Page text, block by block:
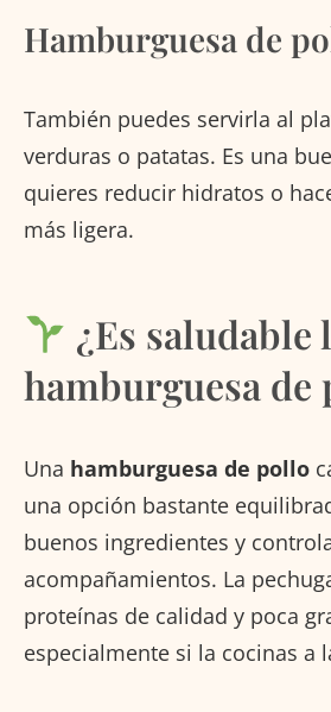
Hamburguesa de
También puedes servirla al
verduras o patatas. Es una
quieres reducir hidratos o
más ligera.
¿Es saludable
hamburguesa de
Una hamburguesa de pollo
una opción bastante
buenos ingredientes y
acompañamientos. La
proteínas de calidad y poca
especialmente si la cocinas a